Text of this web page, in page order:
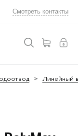
Смотреть контакты
Линейный